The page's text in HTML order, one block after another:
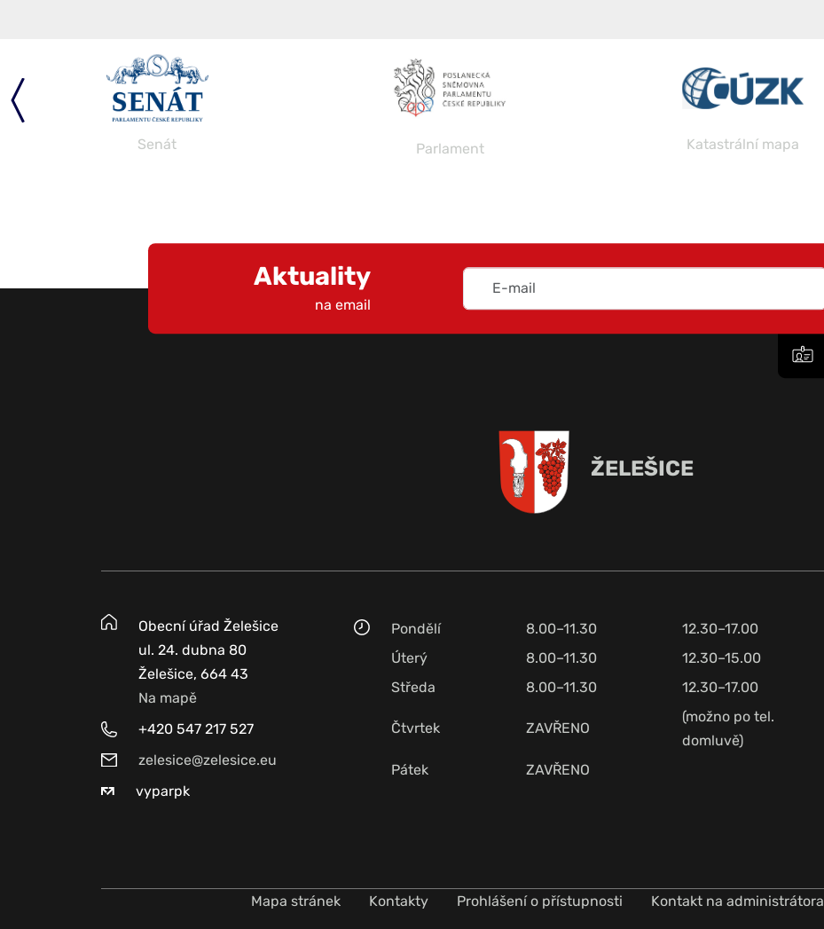
Senát Parlament Katastrální mapa
Aktuality
na email
ŽELEŠICE
Obecní úřad Želešice
ul. 24. dubna 80
Želešice, 664 43
Na mapě
+420 547 217 527
zelesice@zelesice.eu
vyparpk
Pondělí 8.00–11.30
12.30–17.00
Úterý
8.00–11.30
12.30–15.00
Středa
8.00–11.30 12.30–17.00
Čtvrtek ZAVŘENO
(možno po tel.
domluvě)
Pátek
ZAVŘENO
Mapa stránek Kontakty Prohlášení o přístupnosti Kontakt na administrátora